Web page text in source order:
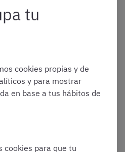
y red de apoyo
para cubrir
el tiempo que dure la
tu
cookies propias y de
y para mostrar
en base a tus hábitos de
cookies para que tu